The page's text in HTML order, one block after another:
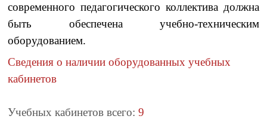
современного педагогического коллектива должна
быть обеспечена учебно-техническим
оборудованием.
Сведения о наличии оборудованных учебных
кабинетов
Учебных кабинетов всего: 9